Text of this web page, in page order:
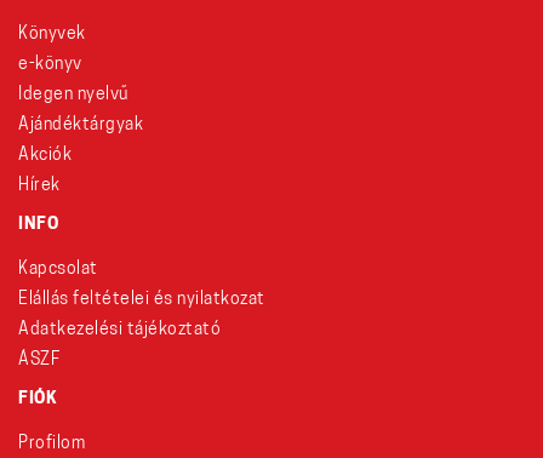
Könyvek
e-könyv
Idegen nyelvű
Ajándéktárgyak
Akciók
Hírek
INFO
Kapcsolat
Elállás feltételei és nyilatkozat
Adatkezelési tájékoztató
ÁSZF
FIÓK
Profilom